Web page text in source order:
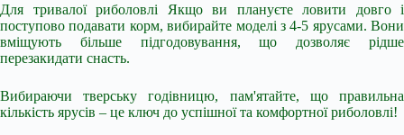
Для тривалої риболовлі Якщо ви плануєте ловити довго і
поступово подавати корм, вибирайте моделі з 4-5 ярусами. Вони
вміщують більше підгодовування, що дозволяє рідше
перезакидати снасть.
Вибираючи тверську годівницю, пам'ятайте, що правильна
кількість ярусів – це ключ до успішної та комфортної риболовлі!